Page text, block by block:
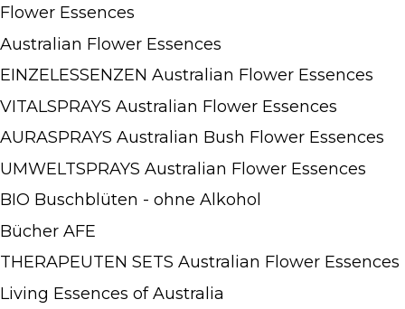
Flower Essences
Australian Flower Essences
EINZELESSENZEN Australian Flower Essences
VITALSPRAYS Australian Flower Essences
AURASPRAYS Australian Bush Flower Essences
UMWELTSPRAYS Australian Flower Essences
BIO Buschblüten - ohne Alkohol
Bücher AFE
THERAPEUTEN SETS Australian Flower Essences
Living Essences of Australia